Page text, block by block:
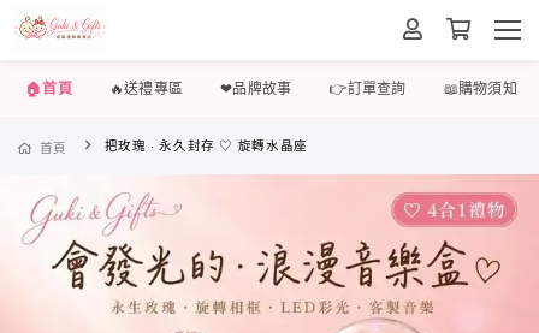
🏠首頁 🔥送禮專區 ❤品牌故事 👉訂單查詢 📖購物須知
首頁 把玫瑰 · 永久封存 ♡ 旋轉水晶座